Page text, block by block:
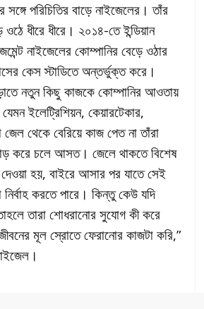
সঙ্গে পরিচিতির বাড়ে নাইজেলের। তাঁর
ওঠে ধীরে ধীরে। ২০১৪-তে ইন্ডিয়ান
নাইজেলের কোম্পানির বেড়ে ওঠার
কেস স্টাডিতে অন্তর্ভুক্ত করে।
নতুন কিছু কাজকে কোম্পানির আওতায়
ইলেট্রিশিয়ন, কেয়ারটেকার,
থেকে বেরিয়ে কাজ পেত না তাঁরা
করে চলে আসত। জেলে থাকতে বিশেষ
হয়, বাইরে আসার পর যাতে সেই
নির্বাহ করতে পারে। কিন্তু কেউ যদি
তারা শোধরানোর সুযোগ কী করে
মূল স্রোতে ফেরানোর কাজটা করি,”